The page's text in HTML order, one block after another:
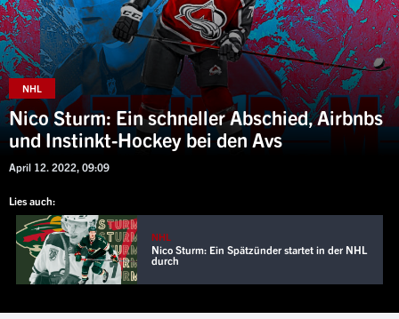
NHL
Nico Sturm: Ein schneller Abschied, Airbnbs
und Instinkt-Hockey bei den Avs
April 12. 2022, 09:09
Lies auch:
NHL
Nico Sturm: Ein Spätzünder startet in der NHL
durch